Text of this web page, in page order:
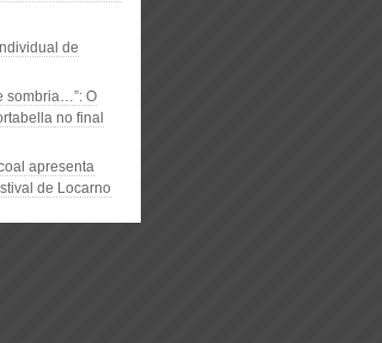
de
sombria…”: O
no final
apresenta
de Locarno